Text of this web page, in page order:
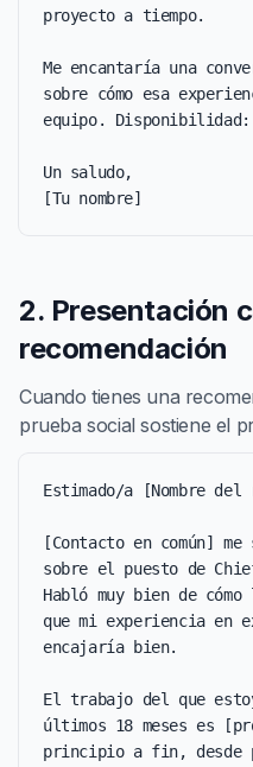
proyecto a tiempo.
Me encantaría una
sobre cómo esa
equipo.
Un saludo,
[Tu nombre]
2. Presentación
recomendación
Cuando tienes una
prueba social sostiene el
Estimado/a [Nombre del
[Contacto en común]
sobre el puesto de
Habló muy bien de
que mi experiencia en
encajaría bien.
El trabajo del que
últimos 18 meses es
principio a fin, desde